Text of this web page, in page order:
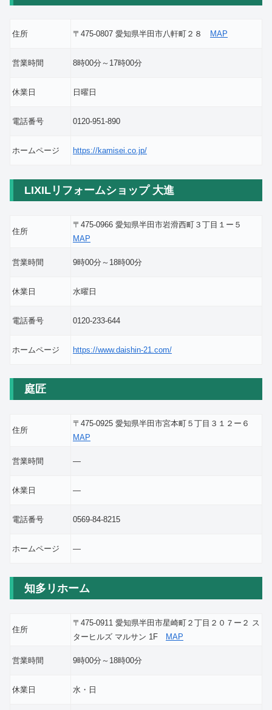
住所 〒475-0807 愛知県半田市八軒町２８ MAP
営業時間 8時00分～17時00分
休業日 日曜日
電話番号 0120-951-890
ホームページ https://kamisei.co.jp/
LIXILリフォームショップ 大進
住所
〒475-0966 愛知県半田市岩滑西町３丁目１ー５
MAP
営業時間 9時00分～18時00分
休業日 水曜日
電話番号 0120-233-644
ホームページ https://www.daishin-21.com/
庭匠
住所
〒475-0925 愛知県半田市宮本町５丁目３１２ー６
MAP
営業時間 ―
休業日 ―
電話番号 0569-84-8215
ホームページ ―
知多リホーム
住所
〒475-0911 愛知県半田市星崎町２丁目２０７ー２ ス
ターヒルズ マルサン 1F MAP
営業時間 9時00分～18時00分
休業日 水・日